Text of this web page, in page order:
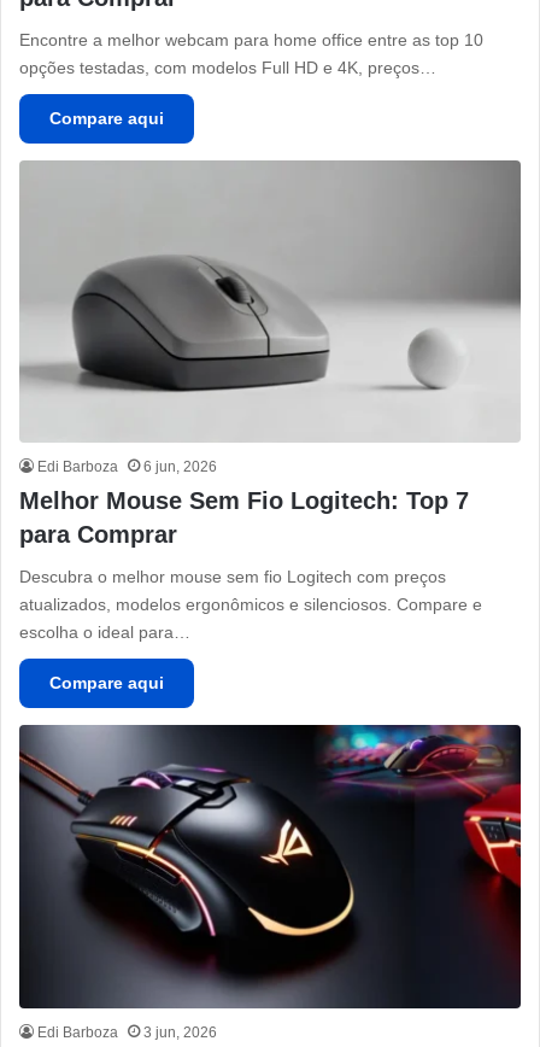
Encontre a melhor webcam para home office entre as top 10
opções testadas, com modelos Full HD e 4K, preços…
Compare aqui
Edi Barboza 6 jun, 2026
Melhor Mouse Sem Fio Logitech: Top 7
para Comprar
Descubra o melhor mouse sem fio Logitech com preços
atualizados, modelos ergonômicos e silenciosos. Compare e
escolha o ideal para…
Compare aqui
Edi Barboza 3 jun, 2026